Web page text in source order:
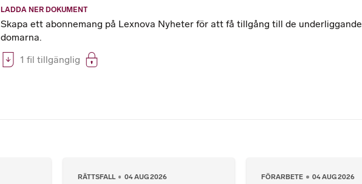
LADDA NER DOKUMENT
Skapa ett abonnemang på Lexnova Nyheter för att få tillgång till de underliggande
domarna.
1 fil tillgänglig
RÄTTSFALL 04 AUG 2026 FÖRARBETE 04 AUG 2026